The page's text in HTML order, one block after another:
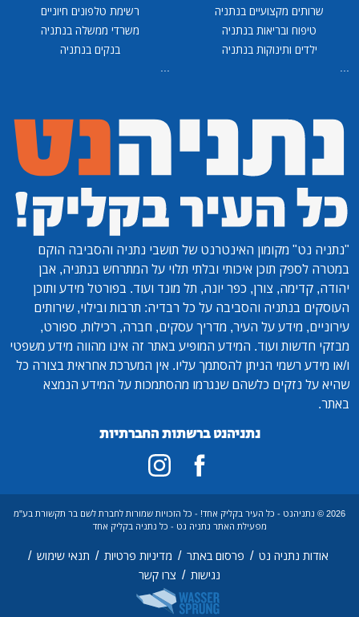
שרותים מקצועיים בנתניה
טיפוח ובריאות בנתניה
ילדים ותינוקות בנתניה
...
רשימת טלפונים חיוניים
משרדי ממשלה בנתניה
בנקים בנתניה
...
"נתניה נט" מקומון האינטרנט של תושבי נתניה והסביבה הוקם
במטרה לספק תוכן איכותי ובלתי תלוי על המתרחש בנתניה, אבן
יהודה, קדימה, צורן, כפר יונה, תל מונד ועוד. בפורטל מידע ותוכן
העוסקים בנתניה והסביבה על כל רבדיה: תרבות ובילוי, שירותים
עירוניים, מידע על העיר, מדריך עסקים, חברה, רכילות, ספורט,
מבזקי חדשות ועוד. המידע המופיע באתר זה אינו מהווה מידע משפטי
ו/או מידע רשמי הניתן להסתמך עליו. אין המערכת אחראית בצורה כל
שהיא על נזקים כלשהם שנגרמו מהסתמכות על המידע הנמצא
באתר.
נתניהנט ברשתות החברתיות
2026 © נתניהנט - כל העיר בקליק אחד! - כל הזכויות שמורות לחברת לשם בר תקשורת בע"מ
מפעילת האתר נתניה נט - כל נתניה בקליק אחד
אודות נתניה נט / פרסום באתר / מדיניות פרטיות / תנאי שימוש /
נגישות / צרו קשר